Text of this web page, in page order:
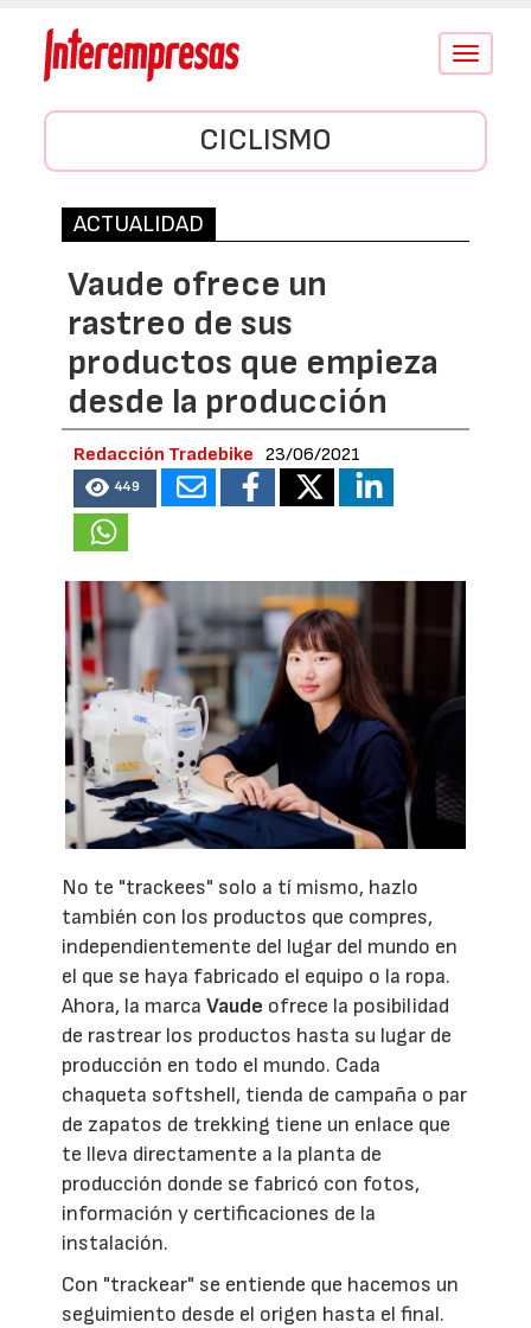
Conmutar
CICLISMO
ACTUALIDAD
Vaude ofrece un
rastreo de sus
productos que empieza
desde la producción
Redacción Tradebike 23/06/2021
449
No te "trackees" solo a tí mismo, hazlo
también con los productos que compres,
independientemente del lugar del mundo en
el que se haya fabricado el equipo o la ropa.
Ahora, la marcaVaude ofrece la posibilidad
de rastrear los productos hasta su lugar de
producción en todo el mundo. Cada
chaqueta softshell, tienda de campaña o par
de zapatos de trekking tiene un enlace que
te lleva directamente a la planta de
producción donde se fabricó con fotos,
información y certificaciones de la
instalación.
Con "trackear" se entiende que hacemos un
seguimiento desde el origen hasta el final.